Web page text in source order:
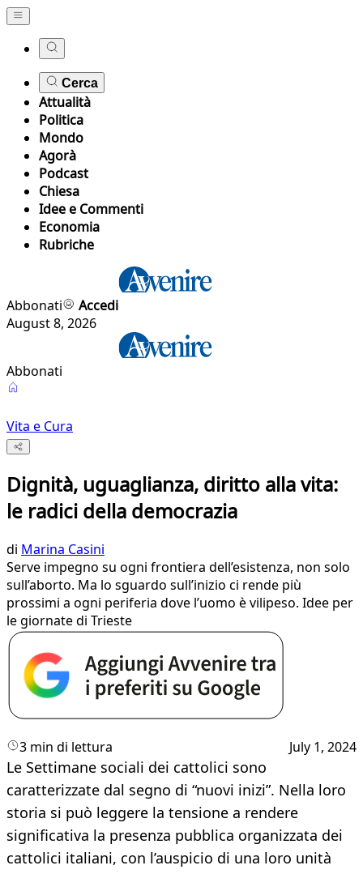
Cerca
Attualità
Politica
Mondo
Agorà
Podcast
Chiesa
Idee e Commenti
Economia
Rubriche
Abbonati
Accedi
August 8, 2026
Abbonati
Vita e Cura
Dignità, uguaglianza, diritto alla vita:
le radici della democrazia
di Marina Casini
Serve impegno su ogni frontiera dell’esistenza, non solo
sull’aborto. Ma lo sguardo sull’inizio ci rende più
prossimi a ogni periferia dove l’uomo è vilipeso. Idee per
le giornate di Trieste
3 min di lettura July 1, 2024
Le Settimane sociali dei cattolici sono
caratterizzate dal segno di “nuovi inizi”. Nella loro
storia si può leggere la tensione a rendere
significativa la presenza pubblica organizzata dei
cattolici italiani, con l’auspicio di una loro unità